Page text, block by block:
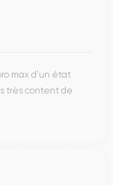
max d’un état
très content de